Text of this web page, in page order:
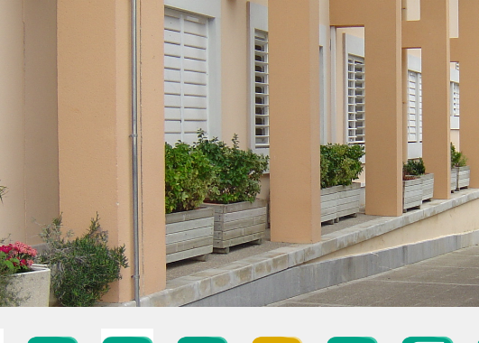
Skip to main content Skip to